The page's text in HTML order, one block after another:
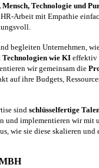
Mensch, Technologie und
Arbeit mit Empathie
begleiten Unternehmen,
Technologien wie KI effektiv
wir gemeinsam die
auf ihre Budgets,
sind schlüsselfertige
und implementieren wir mit
wie sie diese skalieren und